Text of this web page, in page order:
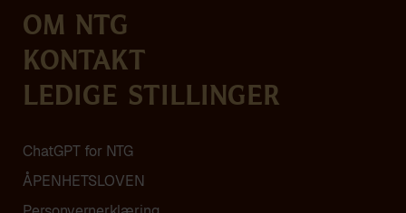
Om NTG
Kontakt
Ledige stillinger
ChatGPT for NTG
ÅPENHETSLOVEN